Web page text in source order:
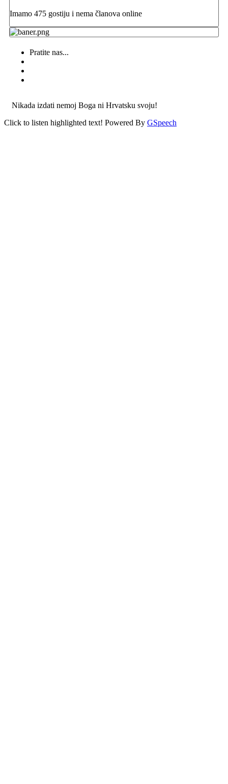
Imamo 475 gostiju i nema članova online
Pratite nas...
Nikada izdati nemoj Boga ni Hrvatsku svoju!
Click to listen highlighted text! Powered By GSpeech